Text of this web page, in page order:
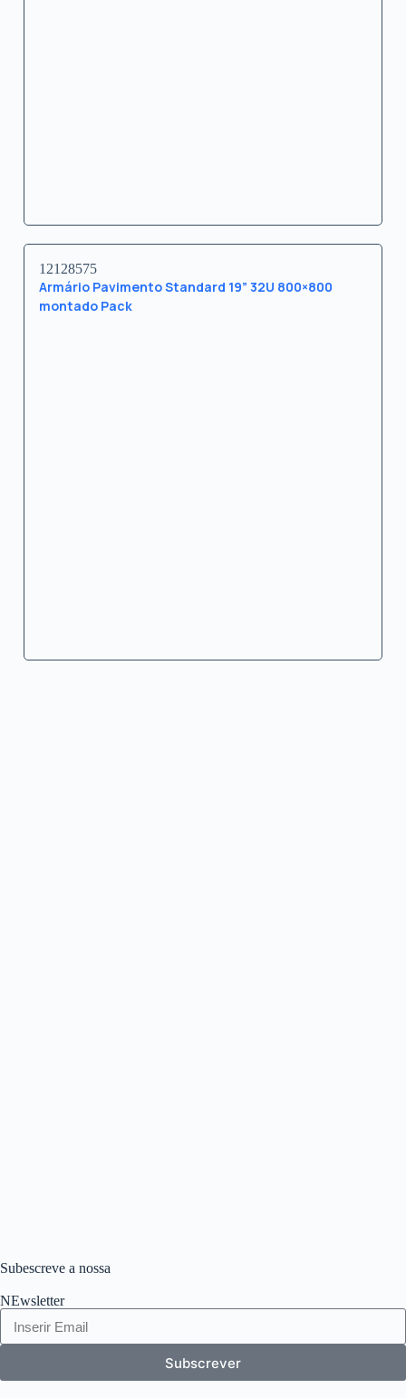
12128575
Armário Pavimento Standard 19” 32U 800×800
montado Pack
Subescreve a nossa
NEwsletter
Subscrever